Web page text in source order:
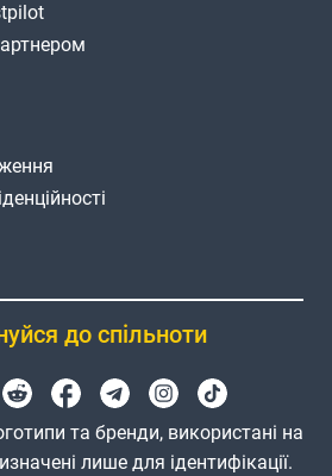
до спільноти
та бренди, використані на
лише для ідентифікації.